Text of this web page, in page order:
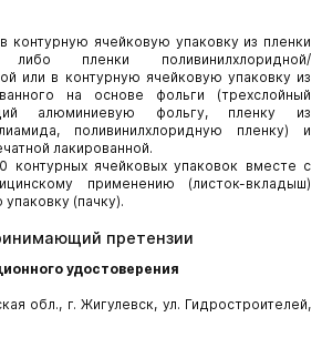
контурную ячейковую упаковку из пленки
либо пленки поливинилхлоридной/
или в контурную ячейковую упаковку из
на основе фольги (трехслойный
алюминиевую фольгу, пленку из
поливинилхлоридную пленку) и
лакированной.
контурных ячейковых упаковок вместе с
применению (листок-вкладыш)
(пачку).
претензии
удостоверения
обл., г. Жигулевск, ул. Гидростроителей,